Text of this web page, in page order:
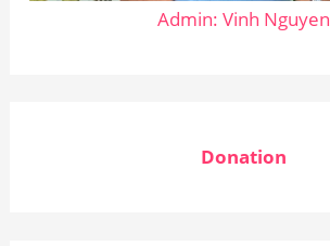
Admin: Vinh Nguyen
Donation